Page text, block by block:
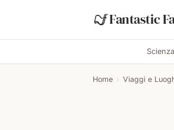
Fantastic
Scienza
Home › Viaggi e